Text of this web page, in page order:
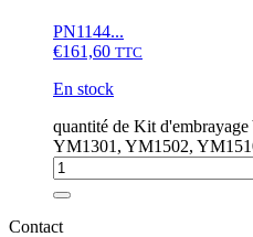
PN1144...
€161,60 TTC
En stock
quantité de Kit
YM1301, YM1502,
Contact